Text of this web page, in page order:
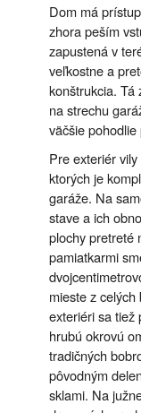
Dom má
zhora peším
zapustená v
veľkostne a
konštrukcia. Tá
na strechu
väčšie
Pre exteriér
ktorých je
garáže. Na
stave a ich
plochy pretreté
pamiatkarmi
mieste z
exteriéri sa tiež
hrubú okrovú
tradičných
pôvodným
sklami. Na